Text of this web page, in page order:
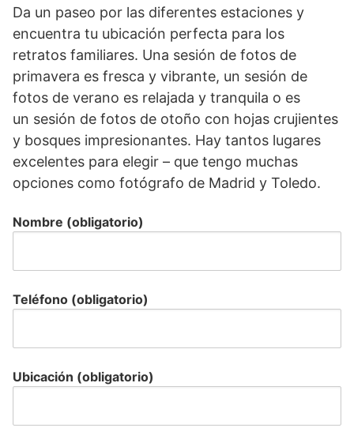
Da un paseo por las diferentes estaciones y
encuentra tu ubicación perfecta para los
retratos familiares. Una sesión de fotos de
primavera es fresca y vibrante, un sesión de
fotos de verano es relajada y tranquila o es
un sesión de fotos de otoño con hojas crujientes
y bosques impresionantes. Hay tantos lugares
excelentes para elegir – que tengo muchas
opciones como fotógrafo de Madrid y Toledo.
Nombre (obligatorio)
Teléfono (obligatorio)
Ubicación (obligatorio)